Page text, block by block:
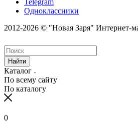
Telegram
Одноклассники
2012-2026 © "Новая Заря" Интернет-
Найти
Каталог
По всему сайту
По каталогу
0